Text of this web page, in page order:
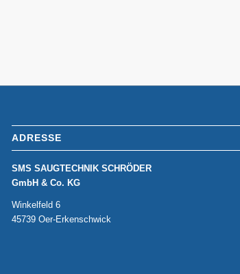
ADRESSE
SMS SAUGTECHNIK SCHRÖDER
GmbH & Co. KG
Winkelfeld 6
45739 Oer-Erkenschwick